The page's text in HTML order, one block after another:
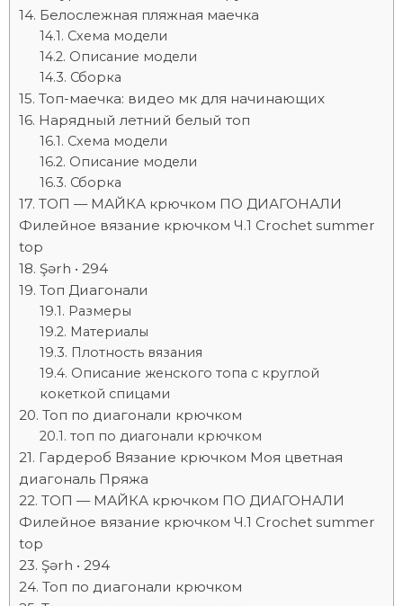
Белослежная пляжная маечка
Схема модели
Описание модели
Сборка
Топ-маечка: видео мк для начинающих
Нарядный летний белый топ
Схема модели
Описание модели
Сборка
ТОП — МАЙКА крючком ПО ДИАГОНАЛИ
Филейное вязание крючком Ч.1 Crochet summer
top
Şərh • 294
Топ Диагонали
Размеры
Материалы
Плотность вязания
Описание женского топа с круглой
кокеткой спицами
Топ по диагонали крючком
топ по диагонали крючком
Гардероб Вязание крючком Моя цветная
диагональ Пряжа
ТОП — МАЙКА крючком ПО ДИАГОНАЛИ
Филейное вязание крючком Ч.1 Crochet summer
top
Şərh • 294
Топ по диагонали крючком